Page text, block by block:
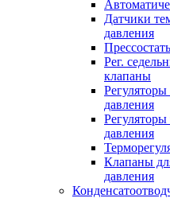
Датчики
давления
Рег.
клапаны
Регуляторы
давления
давления
Клапаны
давления